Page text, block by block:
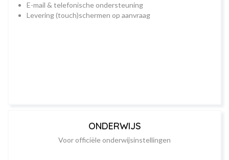
E-mail & telefonische ondersteuning
Levering (touch)schermen op aanvraag
ONDERWIJS
Voor officiële onderwijsinstellingen